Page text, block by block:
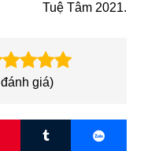
Tuệ Tâm 2021.
đánh giá)